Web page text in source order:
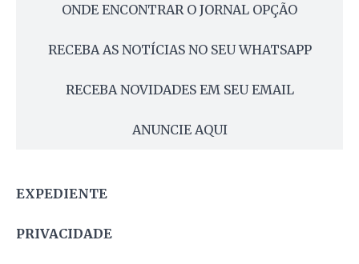
ONDE ENCONTRAR O JORNAL OPÇÃO
RECEBA AS NOTÍCIAS NO SEU WHATSAPP
RECEBA NOVIDADES EM SEU EMAIL
ANUNCIE AQUI
EXPEDIENTE
PRIVACIDADE